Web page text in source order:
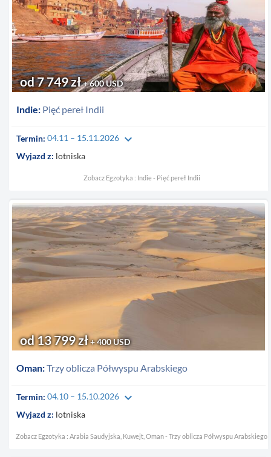
Indie: Pięć pereł Indii
od 7 749 zł+ 600 USD
Termin: 04.11 – 15.11.2026 keyboard_arrow_down
Wyjazd z: lotniska
Zobacz Egzotyka : Indie - Pięć pereł Indii
Oman:Trzy oblicza Półwyspu Arabskiego
od 13 799 zł+ 400 USD
Termin: 04.10 – 15.10.2026 keyboard_arrow_down
Wyjazd z: lotniska
Zobacz Egzotyka : Arabia Saudyjska, Kuwejt, Oman - Trzy oblicza Półwyspu Arabskiego